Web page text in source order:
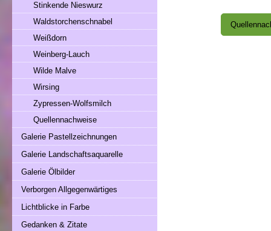
Stinkende Nieswurz
Waldstorchenschnabel
Weißdorn
Weinberg-Lauch
Wilde Malve
Wirsing
Zypressen-Wolfsmilch
Quellennachweise
Galerie Pastellzeichnungen
Galerie Landschaftsaquarelle
Galerie Ölbilder
Verborgen Allgegenwärtiges
Lichtblicke in Farbe
Gedanken & Zitate